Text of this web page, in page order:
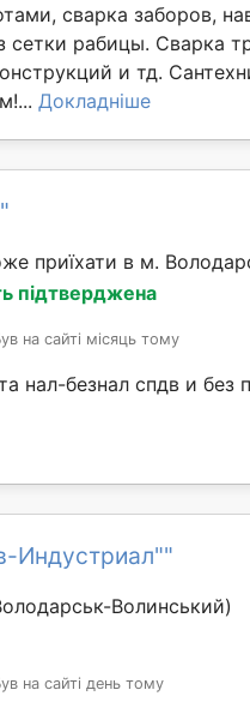
сварка заборов,
сетки рабицы. Сварка
и тд.
Докладніше
приїхати в м.
підтверджена
на сайті місяць тому
нал-безнал спдв и без
Индустриал""
Волинський)
на сайті день тому